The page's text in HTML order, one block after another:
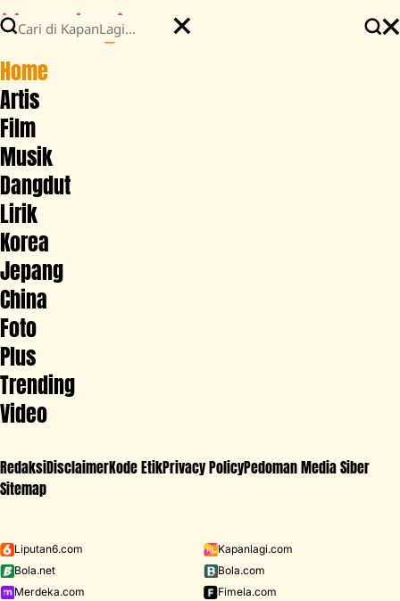
Iklan - Scroll ke bawah untuk melanjutkan
Home
Artis
Film
Musik
Dangdut
Lirik
Korea
Jepang
China
Foto
Plus
Trending
Video
RedaksiDisclaimerKode EtikPrivacy PolicyPedoman Media Siber
Sitemap
Liputan6.com
Kapanlagi.com
Bola.net
Bola.com
Merdeka.com
Fimela.com